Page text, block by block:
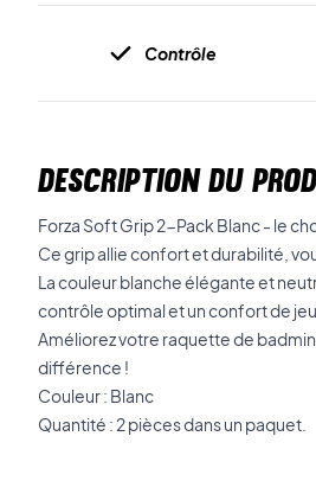
Contrôle
DESCRIPTION DU
Forza Soft Grip 2-Pack Blanc - le
Ce grip allie confort et durabilité,
La couleur blanche élégante et
contrôle optimal et un confort de jeu.
Améliorez votre raquette de
différence !
Couleur : Blanc
Quantité : 2 pièces dans un paquet.